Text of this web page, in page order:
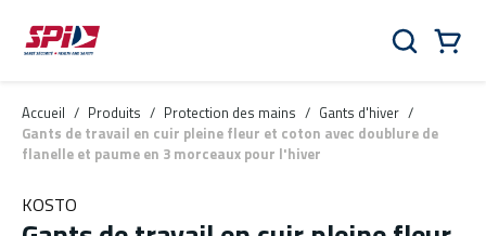
Aller au contenu principal
Skip to menu
Skip to footer
Rechercher
Accueil / Produits / Protection des mains / Gants d'hiver /
Gants de travail en cuir pleine fleur et coton avec doublure de
flanelle et paume en 3 morceaux pour l'hiver
KOSTO